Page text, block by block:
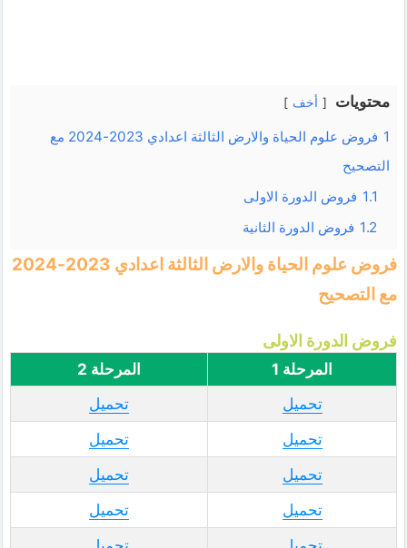
محتويات أخف
1
فروض علوم الحياة والارض الثالثة اعدادي 2023-2024 مع
التصحيح
1.1 فروض الدورة الاولى
1.2 فروض الدورة الثانية
فروض علوم الحياة والارض الثالثة اعدادي 2023-2024
مع التصحيح
فروض الدورة الاولى
المرحلة 1
المرحلة 2
تحميل
تحميل
تحميل
تحميل
تحميل
تحميل
تحميل
تحميل